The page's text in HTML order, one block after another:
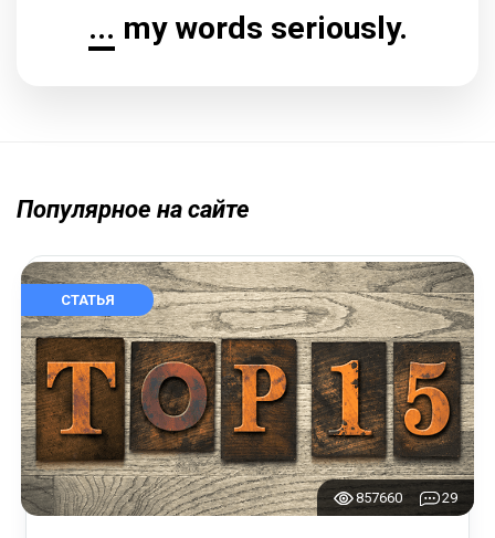
... my words seriously.
Популярное на сайте
СТАТЬЯ
857660 29